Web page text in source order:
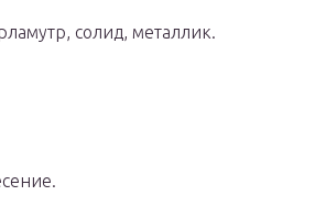
солид, металлик.